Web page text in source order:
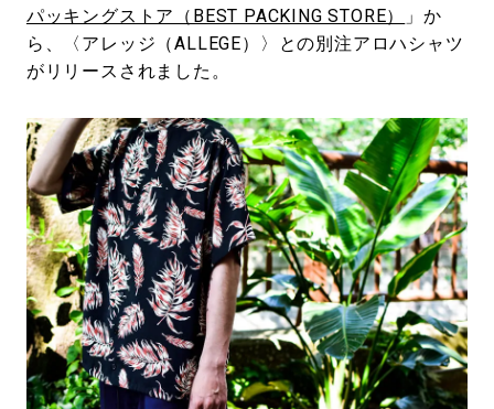
パッキングストア（BEST PACKING STORE）
」か
ら、〈アレッジ（ALLEGE）〉との別注アロハシャツ
がリリースされました。